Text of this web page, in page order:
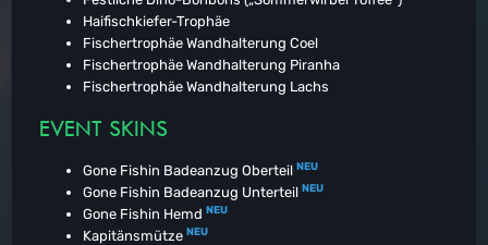
Haifischkiefer-Trophäe
Fischertrophäe Wandhalterung Coel
Fischertrophäe Wandhalterung Piranha
Fischertrophäe Wandhalterung Lachs
EVENT SKINS
Gone Fishin Badeanzug Oberteil NEU
Gone Fishin Badeanzug Unterteil NEU
Gone Fishin Hemd NEU
Kapitänsmütze NEU